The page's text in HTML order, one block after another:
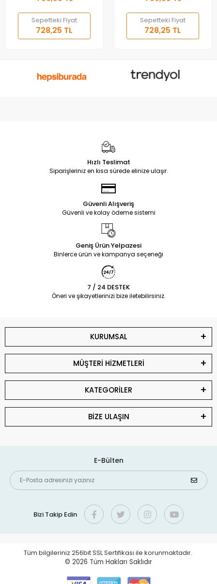
Sepetteki Fiyat
728,25 TL
Sepetteki Fiyat
728,25 TL
Hızlı Teslimat
Siparişleriniz en kısa sürede elinize ulaşır.
Güvenli Alışveriş
Güvenli ve kolay ödeme sistemi
Geniş Ürün Yelpazesi
Binlerce ürün ve kampanya seçeneği
7 / 24 DESTEK
Öneri ve şikayetlerinizi bize iletebilirsiniz.
KURUMSAL
MÜŞTERİ HİZMETLERİ
KATEGORİLER
BİZE ULAŞIN
E-Bülten
Bizi Takip Edin
Tüm bilgileriniz 256bit SSL Sertifikası ile korunmaktadır.
© 2026 Tüm Hakları Saklıdır